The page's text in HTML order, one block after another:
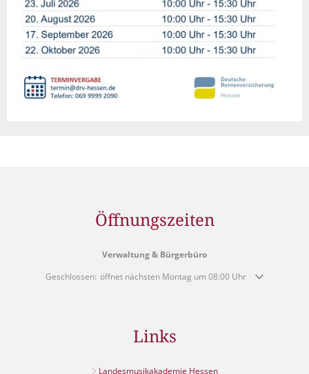
Öffnungszeiten
Verwaltung & Bürgerbüro
Klicken, um weitere Öffnungs- oder Schließzeiten auszublenden
Geschlossen: öffnet nächsten Montag um 08:00 Uhr
Links
Landesmusikakademie Hessen